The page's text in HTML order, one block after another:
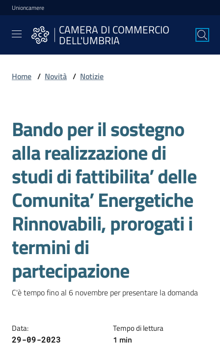
Vai al contenuto
Vai alla navigazione
Vai al footer
Unioncamere
CAMERA DI COMMERCIO
DELL'UMBRIA
CAMERA DI
COMMERCIO
DELL'UMBRIA
Avviare
l'Impresa
Gestire
l'Impresa
Promuovere
l'Impresa
e
il
territorio
Tutelare
Home / Novità / Notizie
Salta al contenuto
Bando per il sostegno
alla realizzazione di
studi di fattibilita’ delle
Comunita’ Energetiche
Rinnovabili, prorogati i
termini di
partecipazione
C'è tempo fino al 6 novembre per presentare la domanda
Data:
29-09-2023
Tempo di lettura
1 min